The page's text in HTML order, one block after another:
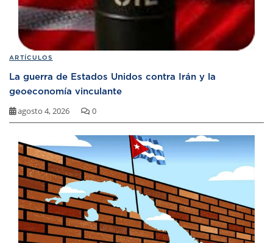
ARTÍCULOS
La guerra de Estados Unidos contra Irán y la
geoeconomía vinculante
agosto 4, 2026 0